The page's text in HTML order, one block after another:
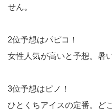
せん。
2位予想はパピコ！
女性人気が高いと予想。暑
3位予想はピノ！
ひとくちアイスの定番。ど